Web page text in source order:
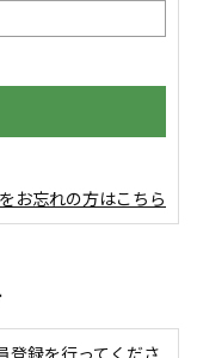
お忘れの方はこちら